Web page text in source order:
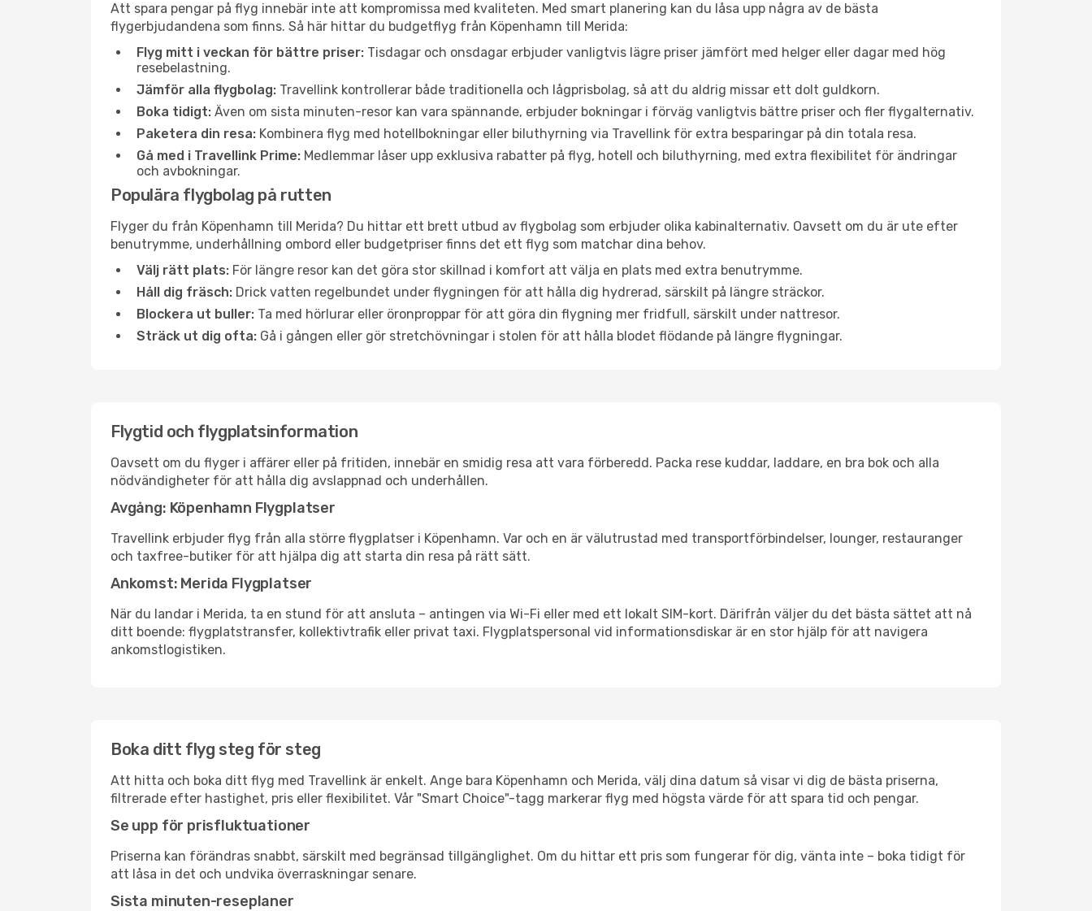
Att spara pengar på flyg innebär inte att kompromissa med kvaliteten. Med smart planering kan du låsa upp några av de bästa
flygerbjudandena som finns. Så här hittar du budgetflyg från Köpenhamn till Merida:
Flyg mitt i veckan för bättre priser: Tisdagar och onsdagar erbjuder vanligtvis lägre priser jämfört med helger eller dagar med hög
resebelastning.
Jämför alla flygbolag: Travellink kontrollerar både traditionella och lågprisbolag, så att du aldrig missar ett dolt guldkorn.
Boka tidigt: Även om sista minuten-resor kan vara spännande, erbjuder bokningar i förväg vanligtvis bättre priser och fler flygalternativ.
Paketera din resa: Kombinera flyg med hotellbokningar eller biluthyrning via Travellink för extra besparingar på din totala resa.
Gå med i Travellink Prime: Medlemmar låser upp exklusiva rabatter på flyg, hotell och biluthyrning, med extra flexibilitet för ändringar
och avbokningar.
Populära flygbolag på rutten
Flyger du från Köpenhamn till Merida? Du hittar ett brett utbud av flygbolag som erbjuder olika kabinalternativ. Oavsett om du är ute efter
benutrymme, underhållning ombord eller budgetpriser finns det ett flyg som matchar dina behov.
Välj rätt plats: För längre resor kan det göra stor skillnad i komfort att välja en plats med extra benutrymme.
Håll dig fräsch: Drick vatten regelbundet under flygningen för att hålla dig hydrerad, särskilt på längre sträckor.
Blockera ut buller: Ta med hörlurar eller öronproppar för att göra din flygning mer fridfull, särskilt under nattresor.
Sträck ut dig ofta: Gå i gången eller gör stretchövningar i stolen för att hålla blodet flödande på längre flygningar.
Flygtid och flygplatsinformation
Oavsett om du flyger i affärer eller på fritiden, innebär en smidig resa att vara förberedd. Packa rese kuddar, laddare, en bra bok och alla
nödvändigheter för att hålla dig avslappnad och underhållen.
Avgång: Köpenhamn Flygplatser
Travellink erbjuder flyg från alla större flygplatser i Köpenhamn. Var och en är välutrustad med transportförbindelser, lounger, restauranger
och taxfree-butiker för att hjälpa dig att starta din resa på rätt sätt.
Ankomst: Merida Flygplatser
När du landar i Merida, ta en stund för att ansluta – antingen via Wi-Fi eller med ett lokalt SIM-kort. Därifrån väljer du det bästa sättet att nå
ditt boende: flygplatstransfer, kollektivtrafik eller privat taxi. Flygplatspersonal vid informationsdiskar är en stor hjälp för att navigera
ankomstlogistiken.
Boka ditt flyg steg för steg
Att hitta och boka ditt flyg med Travellink är enkelt. Ange bara Köpenhamn och Merida, välj dina datum så visar vi dig de bästa priserna,
filtrerade efter hastighet, pris eller flexibilitet. Vår "Smart Choice"-tagg markerar flyg med högsta värde för att spara tid och pengar.
Se upp för prisfluktuationer
Priserna kan förändras snabbt, särskilt med begränsad tillgänglighet. Om du hittar ett pris som fungerar för dig, vänta inte – boka tidigt för
att låsa in det och undvika överraskningar senare.
Sista minuten-reseplaner